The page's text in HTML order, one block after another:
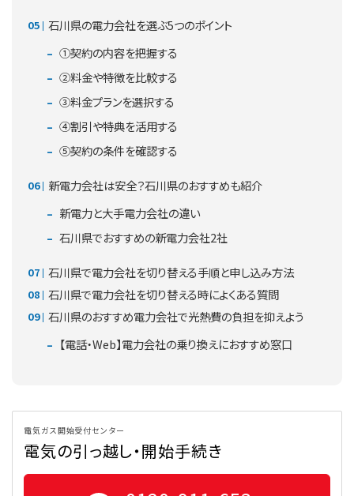
石川県の電力会社を選ぶ5つのポイント
①契約の内容を把握する
②料金や特徴を比較する
③料金プランを選択する
④割引や特典を活用する
⑤契約の条件を確認する
新電力会社は安全？石川県のおすすめも紹介
新電力と大手電力会社の違い
石川県でおすすめの新電力会社2社
石川県で電力会社を切り替える手順と申し込み方法
石川県で電力会社を切り替える時によくある質問
石川県のおすすめ電力会社で光熱費の負担を抑えよう
【電話・Web】電力会社の乗り換えにおすすめ窓口
電気ガス開始受付センター
電気の引っ越し・開始手続き